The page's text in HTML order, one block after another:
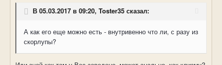
В 05.03.2017 в 09:20, Toster35 сказал:
А как его еще можно есть - внутривенно что ли, с разу из
скорлупы?